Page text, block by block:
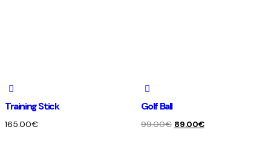
Training Stick
165.00€
Golf Ball
99.00€ 89.00€